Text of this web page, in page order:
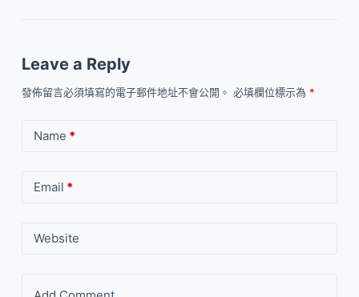
Leave a Reply
發佈留言必須填寫的電子郵件地址不會公開。 必填欄位標示為 *
Name *
Email *
Website